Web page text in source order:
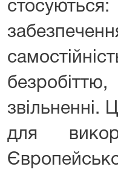
стосуються:
звільненні.
для